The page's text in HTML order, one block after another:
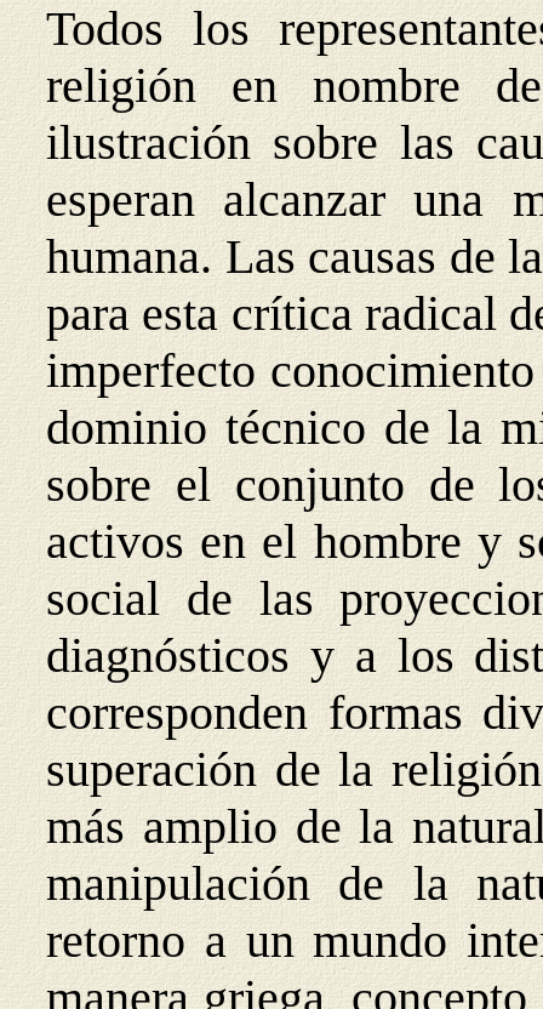
Todos los
religión en nombre
ilustración sobre las
esperan alcanzar una
humana. Las causas de
para esta crítica radical
imperfecto
dominio técnico de la
sobre el conjunto de
activos en el hombre y
social de las
diagnósticos y a los
corresponden formas
superación de la
más amplio de la
manipulación de la
retorno a un mundo
manera griega,